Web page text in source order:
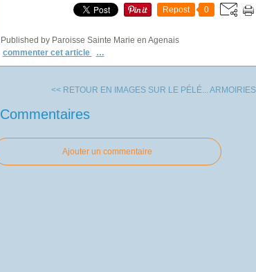
Repost 0
Published by Paroisse Sainte Marie en Agenais
commenter cet article
…
<< RETOUR EN IMAGES SUR LE PÉLÉ...
Commentaires
Ajouter un commentaire